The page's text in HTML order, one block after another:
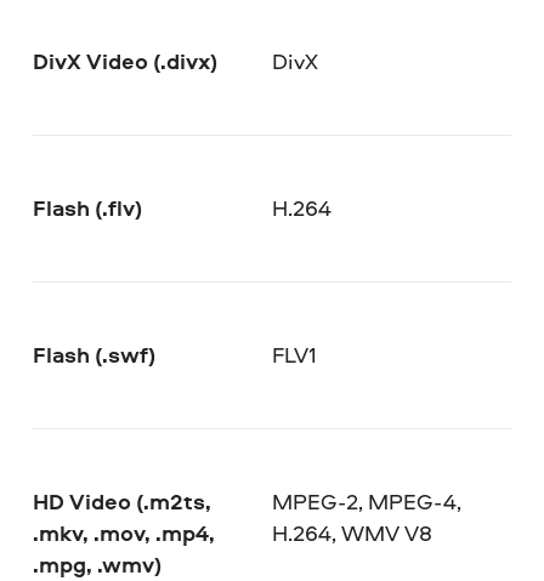
DivX Video (.divx) DivX
Flash (.flv) H.264
Flash (.swf) FLV1
HD Video (.m2ts,
.mkv, .mov, .mp4,
.mpg, .wmv)
MPEG-2, MPEG-4,
H.264, WMV V8